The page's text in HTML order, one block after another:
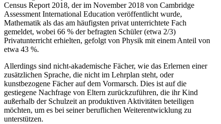
Census Report 2018, der im November 2018 von Cambridge
Assessment International Education veröffentlicht wurde,
Mathematik als das am häufigsten privat unterrichtete Fach
gemeldet, wobei 66 % der befragten Schüler (etwa 2/3)
Privatunterricht erhielten, gefolgt von Physik mit einem Anteil von
etwa 43 %.
Allerdings sind nicht-akademische Fächer, wie das Erlernen einer
zusätzlichen Sprache, die nicht im Lehrplan steht, oder
kunstbezogene Fächer auf dem Vormarsch. Dies ist auf die
gestiegene Nachfrage von Eltern zurückzuführen, die ihr Kind
außerhalb der Schulzeit an produktiven Aktivitäten beteiligen
möchten, um es bei seiner beruflichen Weiterentwicklung zu
unterstützen.